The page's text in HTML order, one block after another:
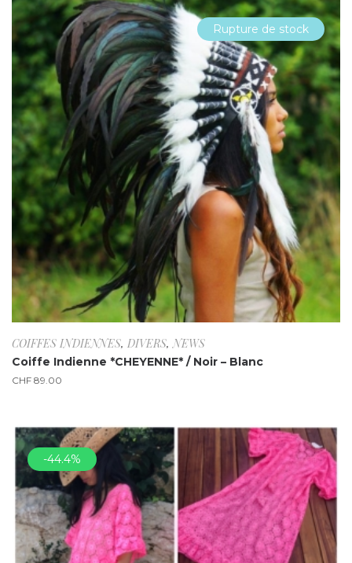
Rupture de stock
COIFFES INDIENNES, DIVERS,NEWS
Coiffe Indienne *CHEYENNE* / Noir – Blanc
CHF 89.00
-44.4%